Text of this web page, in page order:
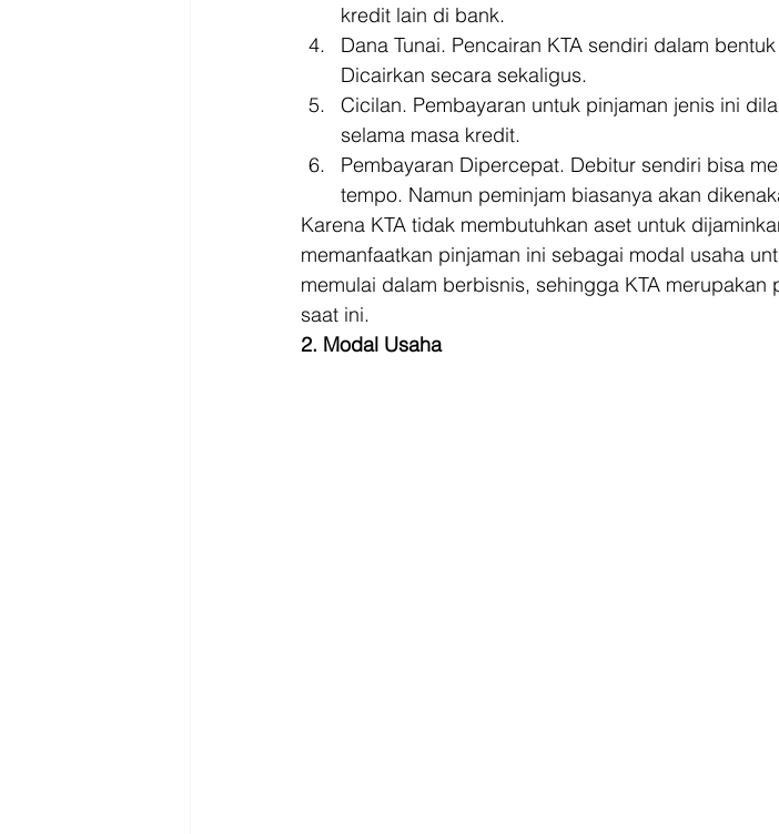
kredit lain di bank.
Dana Tunai. Pencairan KTA sendiri dalam
Dicairkan secara sekaligus.
Cicilan. Pembayaran untuk pinjaman jenis ini
selama masa kredit.
Pembayaran Dipercepat. Debitur sendiri bisa
tempo. Namun peminjam biasanya akan
Karena KTA tidak membutuhkan aset untuk
memanfaatkan pinjaman ini sebagai modal usaha
memulai dalam berbisnis, sehingga KTA
saat ini.
2. Modal Usaha